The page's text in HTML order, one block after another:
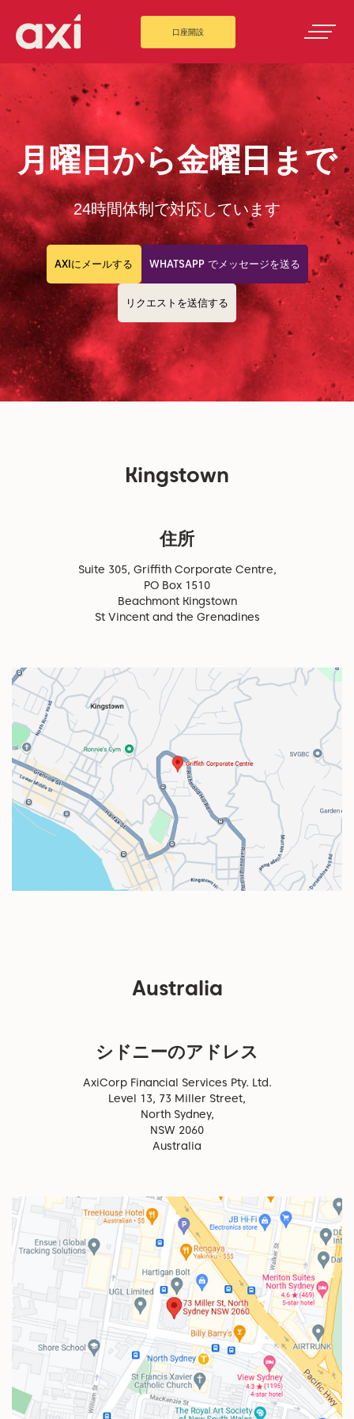
口座開設
月曜日から金曜日まで
24時間体制で対応しています
AXIにメールする WHATSAPP でメッセージを送る
リクエストを送信する
Kingstown
住所
Suite 305, Griffith Corporate Centre,
PO Box 1510
Beachmont Kingstown
St Vincent and the Grenadines
Australia
シドニーのアドレス
AxiCorp Financial Services Pty. Ltd.
Level 13, 73 Miller Street,
North Sydney,
NSW 2060
Australia